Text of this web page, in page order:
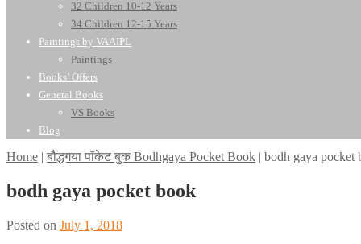
32 Children 10-12 Years
34 Children 12-15 Years
Paintings by VAAIPL
Paintings
Books’ Offers
General Books
VS Books
Blog
Home | बौद्धगया पॉकेट बुक Bodhgaya Pocket Book | bodh gaya pocket
bodh gaya pocket book
Posted on July 1, 2018